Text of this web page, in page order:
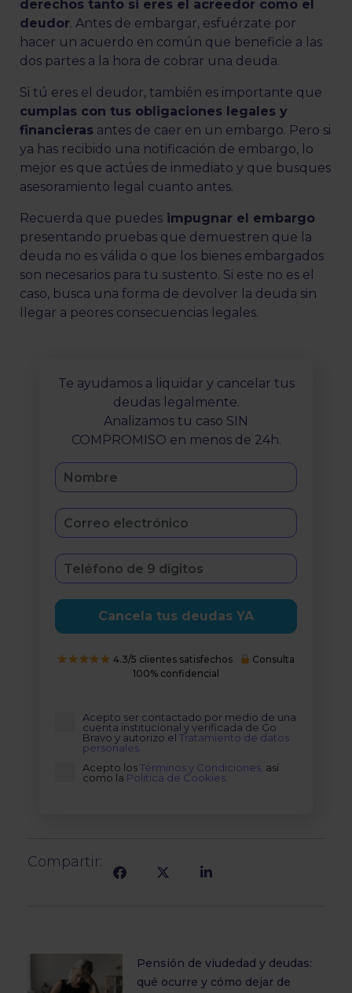
derechos tanto si eres el acreedor como el
deudor. Antes de embargar, esfuérzate por
hacer un acuerdo en común que beneficie a las
dos partes a la hora de cobrar una deuda.
Si tú eres el deudor, también es importante que
cumplas con tus obligaciones legales y
financieras antes de caer en un embargo. Pero si
ya has recibido una notificación de embargo, lo
mejor es que actúes de inmediato y que busques
asesoramiento legal cuanto antes.
Recuerda que puedes impugnar el embargo
presentando pruebas que demuestren que la
deuda no es válida o que los bienes embargados
son necesarios para tu sustento. Si este no es el
caso, busca una forma de devolver la deuda sin
llegar a peores consecuencias legales.
Te ayudamos a liquidar y cancelar tus
deudas legalmente.
Analizamos tu caso SIN
COMPROMISO en menos de 24h.
Cancela tus deudas YA
4.3/5 clientes satisfechos
Consulta
100% confidencial
Acepto ser contactado por medio de una
cuenta institucional y verificada de Go
Bravo y autorizo el Tratamiento de datos
personales.
Acepto losTérminos y Condiciones, así
como la Politica de Cookies.
Compartir:
Pensión de viudedad y deudas:
qué ocurre y cómo dejar de